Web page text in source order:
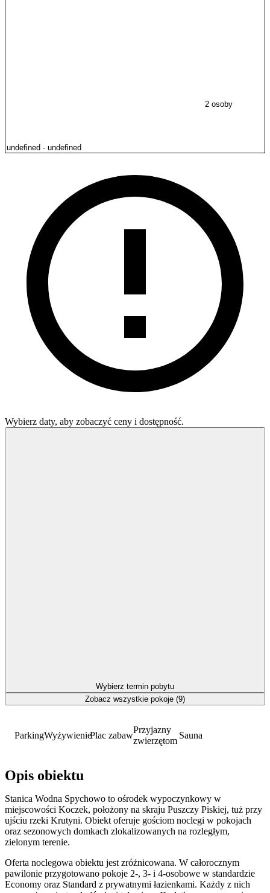
ParkingWyżywieniePlac zabaw
Przyjazny
zwierzętom
Sauna
Opis obiektu
Stanica Wodna Spychowo to ośrodek wypoczynkowy w
miejscowości Koczek, położony na skraju Puszczy Piskiej, tuż przy
ujściu rzeki Krutyni. Obiekt oferuje gościom noclegi w pokojach
oraz sezonowych domkach zlokalizowanych na rozległym,
zielonym terenie.
Oferta noclegowa obiektu jest zróżnicowana. W całorocznym
pawilonie przygotowano pokoje 2-, 3- i 4-osobowe w standardzie
Economy oraz Standard z prywatnymi łazienkami. Każdy z nich
2 osoby
Wybierz daty, aby zobaczyć ceny i dostępność.
Wybierz termin pobytu
Zobacz wszystkie pokoje (9)